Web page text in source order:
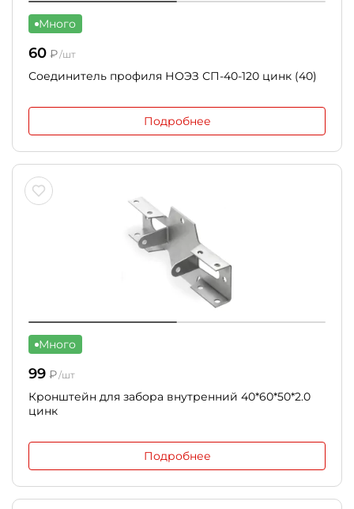
Много
60 ₽/шт
Соединитель профиля НОЭЗ СП-40-120 цинк (40)
Подробнее
Много
99 ₽/шт
Кронштейн для забора внутренний 40*60*50*2.0
цинк
Подробнее